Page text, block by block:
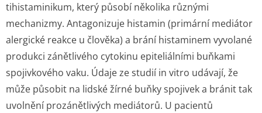
tihistaminikum, který působí několika různými
mechanizmy. Antagonizuje histamin (primární mediátor
alergické reakce u člověka) a brání histaminem vyvolané
produkci zánětlivého cytokinu epiteliálními buňkami
spojivkového vaku. Údaje ze studií in vitro udávají, že
může působit na lidské žírné buňky spojivek a bránit tak
uvolnění prozánětlivých mediátorů. U pacientů